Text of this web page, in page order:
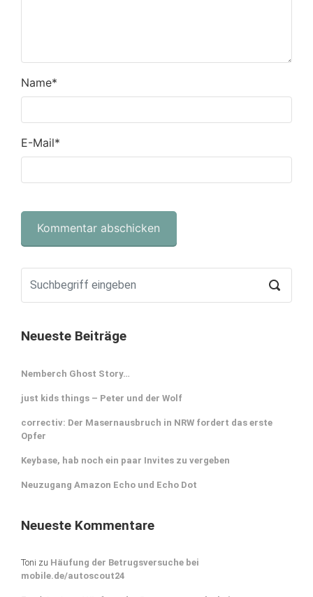
Name*
E-Mail*
Neueste Beiträge
Nemberch Ghost Story…
just kids things – Peter und der Wolf
correctiv: Der Masernausbruch in NRW fordert das erste
Opfer
Keybase, hab noch ein paar Invites zu vergeben
Neuzugang Amazon Echo und Echo Dot
Neueste Kommentare
Toni zu Häufung der Betrugsversuche bei
mobile.de/autoscout24